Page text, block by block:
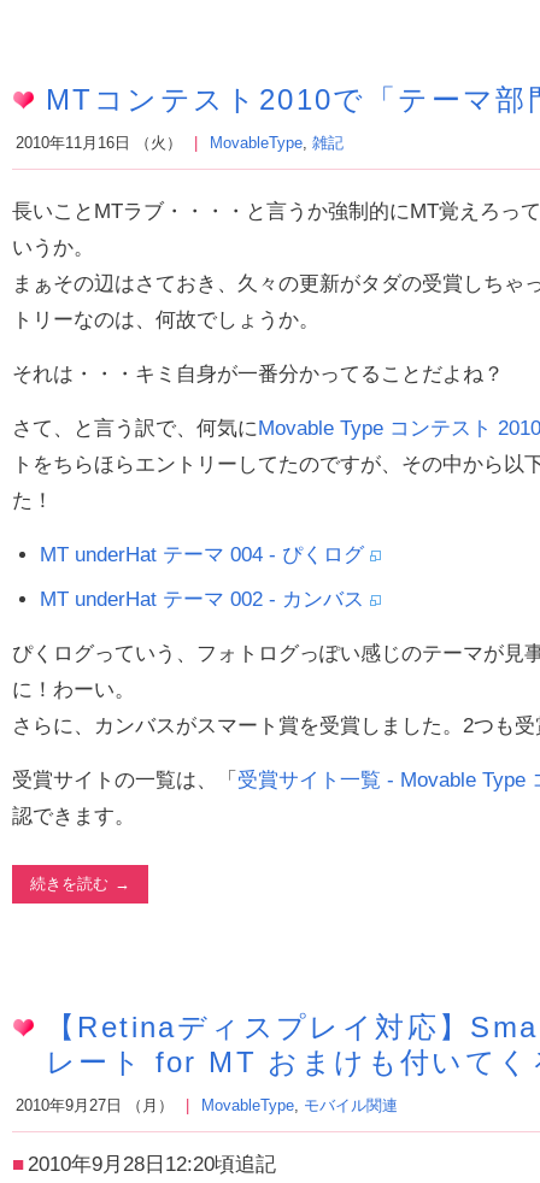
MTコンテスト2010で「テーマ
2010年11月16日 （火） MovableType, 雑記
長いことMTラブ・・・・と言うか強制的にMT覚えろっ
いうか。
まぁその辺はさておき、久々の更新がタダの受賞しちゃ
トリーなのは、何故でしょうか。
それは・・・キミ自身が一番分かってることだよね？
さて、と言う訳で、何気にMovable Type コンテスト 2010
トをちらほらエントリーしてたのですが、その中から以
た！
MT underHat テーマ 004 - ぴくログ
MT underHat テーマ 002 - カンバス
ぴくログっていう、フォトログっぽい感じのテーマが見
に！わーい。
さらに、カンバスがスマート賞を受賞しました。2つも
受賞サイトの一覧は、「 受賞サイト一覧 - Movable Type
認できます。
続きを読む
【Retinaディスプレイ対応】
レート for MT おまけも付いてく
2010年9月27日 （月） MovableType, モバイル関連
2010年9月28日12:20頃追記